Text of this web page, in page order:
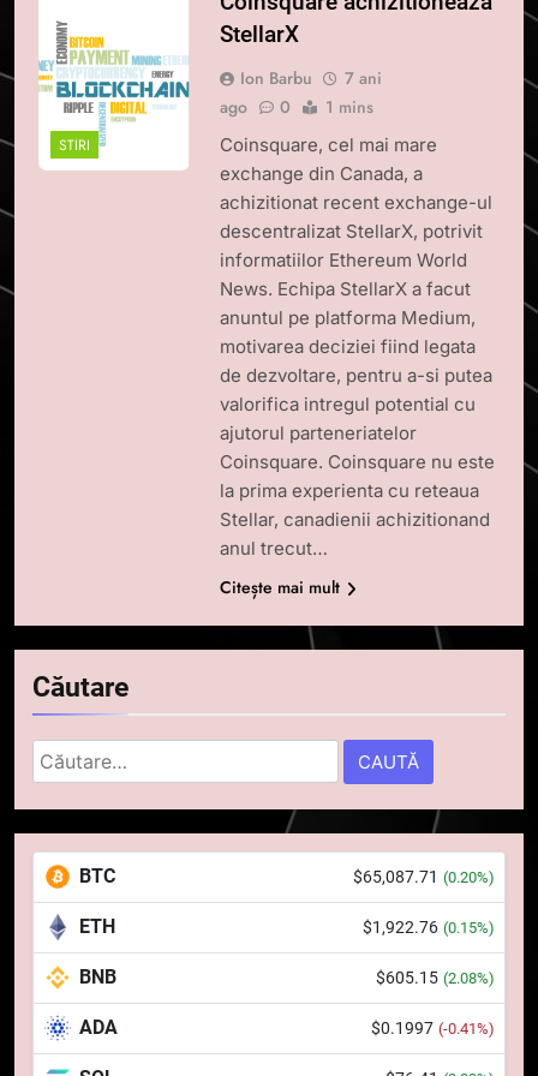
STIRI
StellarX
Ion Barbu
7 ani
ago
0 1 mins
Coinsquare, cel mai mare
exchange din Canada, a
achizitionat recent exchange-ul
descentralizat StellarX, potrivit
informatiilor Ethereum World
News. Echipa StellarX a facut
anuntul pe platforma Medium,
motivarea deciziei fiind legata
de dezvoltare, pentru a-si putea
valorifica intregul potential cu
ajutorul parteneriatelor
Coinsquare. Coinsquare nu este
la prima experienta cu reteaua
Stellar, canadienii achizitionand
anul trecut…
Citește mai mult
Căutare
Caută
după:
BTC $65,087.71 (0.20%)
ETH $1,922.76 (0.15%)
BNB $605.15 (2.08%)
ADA $0.1997 (-0.41%)
Squid a strâns 6 milioane de
dolari cu sprijinul Ripple, apoi a
pierdut jumătate din aceștia
într-un atac cibernetic în mai
6
Banii digitali și arhitectura
încrederii: O nouă viziune asupra
banilor în era digitală